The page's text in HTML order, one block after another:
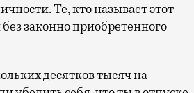
Те, кто называет этот
законно приобретенного
десятков тысяч на